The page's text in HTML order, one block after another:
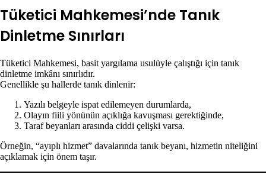
Tüketici Mahkemesi’nde Tanık
Dinletme Sınırları
Tüketici Mahkemesi, basit yargılama usulüyle çalıştığı için tanık
dinletme imkânı sınırlıdır.
Genellikle şu hallerde tanık dinlenir:
Yazılı belgeyle ispat edilemeyen durumlarda,
Olayın fiili yönünün açıklığa kavuşması gerektiğinde,
Taraf beyanları arasında ciddi çelişki varsa.
Örneğin, “ayıplı hizmet” davalarında tanık beyanı, hizmetin niteliğini
açıklamak için önem taşır.